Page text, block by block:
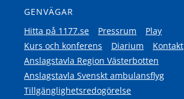
GENVÄGAR
Hitta på 1177.se
Pressrum
Play
Kurs och konferens
Diarium
Kontakt
Anslagstavla Region Västerbotten
Anslagstavla Svenskt ambulansflyg
Tillgänglighetsredogörelse